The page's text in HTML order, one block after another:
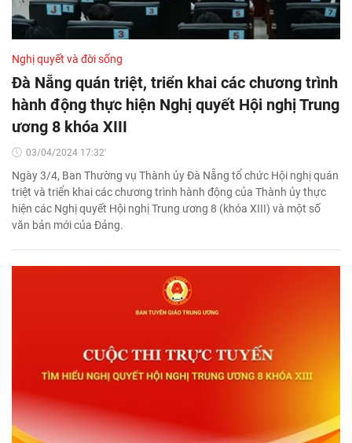
Nghị quyết và đời sống
Đà Nẵng quán triệt, triển khai các chương trình
hành động thực hiện Nghị quyết Hội nghị Trung
ương 8 khóa XIII
03/04/2024 17:32'
Ngày 3/4, Ban Thường vụ Thành ủy Đà Nẵng tổ chức Hội nghị quán
triệt và triển khai các chương trình hành động của Thành ủy thực
hiện các Nghị quyết Hội nghị Trung ương 8 (khóa XIII) và một số
văn bản mới của Đảng.